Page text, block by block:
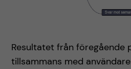
Resultatet från föregående
tillsammans med